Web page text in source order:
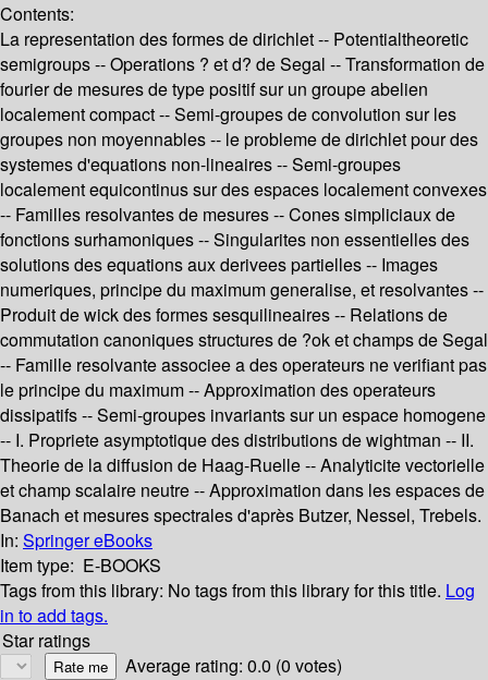
Contents:
La representation des formes de dirichlet -- Potentialtheoretic
semigroups -- Operations ? et d? de Segal -- Transformation de
fourier de mesures de type positif sur un groupe abelien
localement compact -- Semi-groupes de convolution sur les
groupes non moyennables -- le probleme de dirichlet pour des
systemes d'equations non-lineaires -- Semi-groupes
localement equicontinus sur des espaces localement convexes
-- Familles resolvantes de mesures -- Cones simpliciaux de
fonctions surhamoniques -- Singularites non essentielles des
solutions des equations aux derivees partielles -- Images
numeriques, principe du maximum generalise, et resolvantes --
Produit de wick des formes sesquilineaires -- Relations de
commutation canoniques structures de ?ok et champs de Segal
-- Famille resolvante associee a des operateurs ne verifiant pas
le principe du maximum -- Approximation des operateurs
dissipatifs -- Semi-groupes invariants sur un espace homogene
-- I. Propriete asymptotique des distributions de wightman -- II.
Theorie de la diffusion de Haag-Ruelle -- Analyticite vectorielle
et champ scalaire neutre -- Approximation dans les espaces de
Banach et mesures spectrales d'après Butzer, Nessel, Trebels.
In: Springer eBooks
Item type: E-BOOKS
Tags from this library: No tags from this library for this title. Log
in to add tags.
Star ratings
Average rating: 0.0 (0 votes)